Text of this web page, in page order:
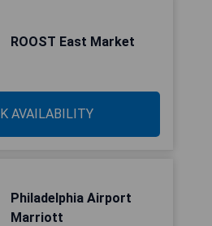
ROOST East Market
AVAILABILITY
Philadelphia Airport
Marriott